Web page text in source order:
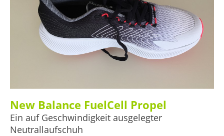
New Balance FuelCell Propel
Ein auf Geschwindigkeit ausgelegter
Neutrallaufschuh